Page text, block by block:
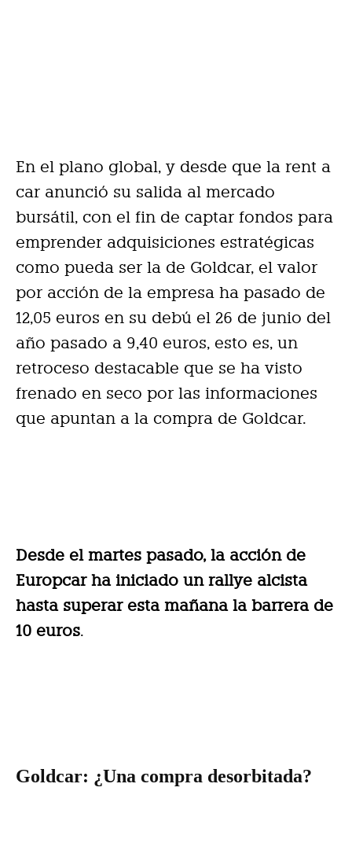
En el plano global, y desde que la rent a
car anunció su salida al mercado
bursátil, con el fin de captar fondos para
emprender adquisiciones estratégicas
como pueda ser la de Goldcar, el valor
por acción de la empresa ha pasado de
12,05 euros en su debú el 26 de junio del
año pasado a 9,40 euros, esto es, un
retroceso destacable que se ha visto
frenado en seco por las informaciones
que apuntan a la compra de Goldcar.
Desde el martes pasado, la acción de
Europcar ha iniciado un rallye alcista
hasta superar esta mañana la barrera de
10 euros.
Goldcar: ¿Una compra desorbitada?